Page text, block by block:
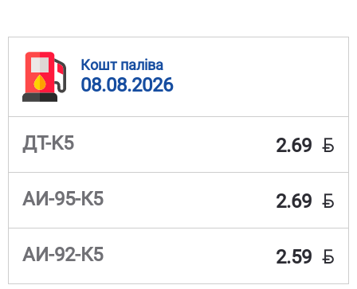
Кошт паліва
08.08.2026
ДТ-K5 2.69 BYN
АИ-95-К5 2.69 BYN
АИ-92-К5 2.59 BYN